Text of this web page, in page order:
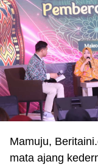
Mamuju,
mata ajang